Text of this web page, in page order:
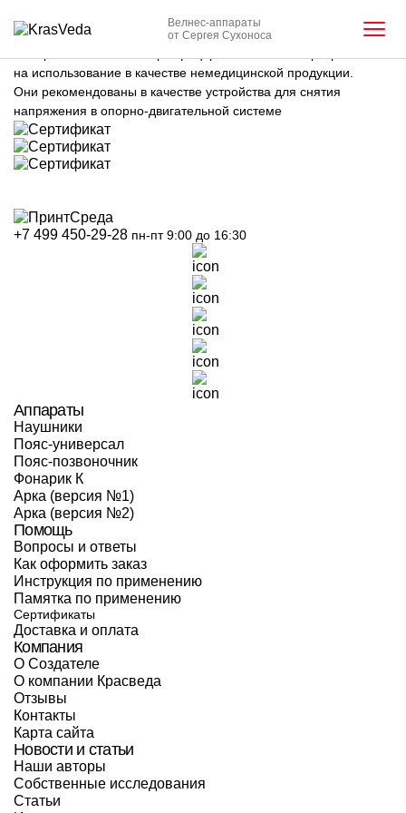
Сертификаты
на использование в качестве немедицинской продукции.
Они рекомендованы в качестве устройства для снятия
напряжения в опорно-двигательной системе
+7 499 450-29-28 пн-пт 9:00 до 16:30
Аппараты
Наушники
Пояс-универсал
Пояс-позвоночник
Фонарик К
Арка (версия №1)
Арка (версия №2)
Помощь
Вопросы и ответы
Как оформить заказ
Инструкция по применению
Памятка по применению
Сертификаты
Доставка и оплата
Компания
О Создателе
О компании Красведа
Отзывы
Контакты
Карта сайта
Новости и статьи
Наши авторы
Собственные исследования
Статьи
Велнес-аппараты
от Сергея Сухоноса